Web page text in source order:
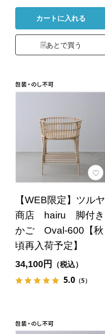
カートに入れる
あとで買う
【WEB限定】ツルヤ
商店 hairu 脚付き
かご Oval-600【秋
頃再入荷予定】
34,100円 （税込）
5.0（5）